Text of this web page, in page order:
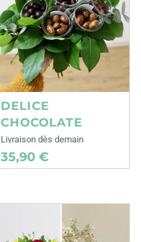
DELICE
CHOCOLATE
Livraison dès demain
35,90 €